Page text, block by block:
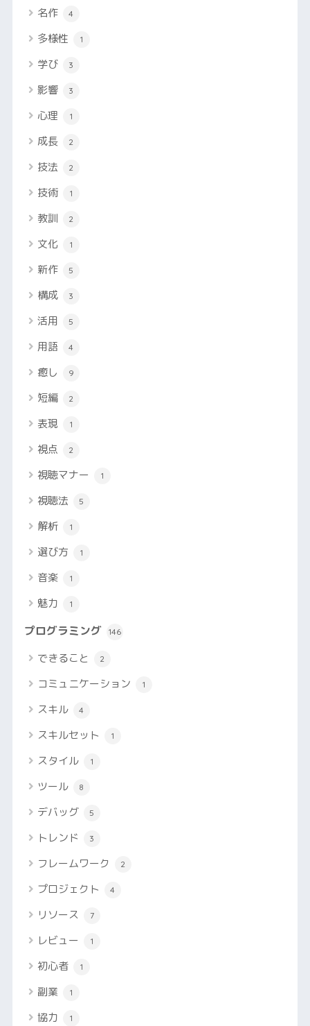
名作 4
多様性 1
学び 3
影響 3
心理 1
成長 2
技法 2
技術 1
教訓 2
文化 1
新作 5
構成 3
活用 5
用語 4
癒し 9
短編 2
表現 1
視点 2
視聴マナー 1
視聴法 5
解析 1
選び方 1
音楽 1
魅力 1
プログラミング 146
できること 2
コミュニケーション 1
スキル 4
スキルセット 1
スタイル 1
ツール 8
デバッグ 5
トレンド 3
フレームワーク 2
プロジェクト 4
リソース 7
レビュー 1
初心者 1
副業 1
協力 1